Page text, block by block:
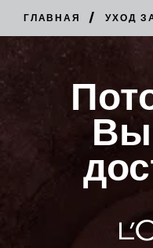
ГЛАВНАЯ / УХОД
КУПИТЬ
Вы